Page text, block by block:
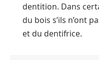
dentition. Dans
du bois s’ils n’ont
et du dentifrice.